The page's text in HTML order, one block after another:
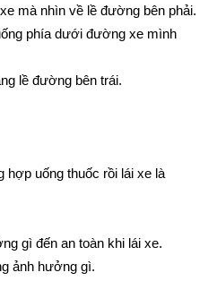
mà nhìn về lề đường bên phải.
phía dưới đường xe mình
lề đường bên trái.
hợp uống thuốc rồi lái xe là
gì đến an toàn khi lái xe.
ảnh hưởng gì.